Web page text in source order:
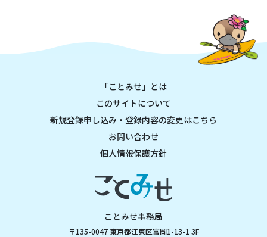
「ことみせ」とは
このサイトについて
新規登録申し込み・登録内容の変更はこちら
お問い合わせ
個人情報保護方針
ことみせ事務局
〒135-0047 東京都江東区富岡1-13-1 3F